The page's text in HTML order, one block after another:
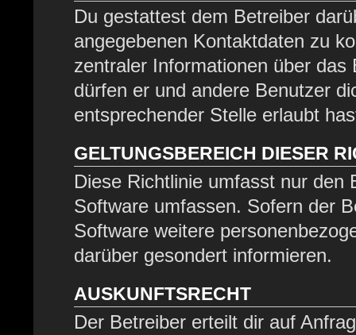
Du gestattest dem Betreiber
angegebenen Kontaktdaten zu
zentraler Informationen über
dürfen er und andere Benutzer
entsprechender Stelle erlaubt
GELTUNGSBEREICH DIESER
Diese Richtlinie umfasst nur den
Software umfassen. Sofern der
Software weitere
darüber gesondert informieren.
AUSKUNFTSRECHT
Der Betreiber erteilt dir auf